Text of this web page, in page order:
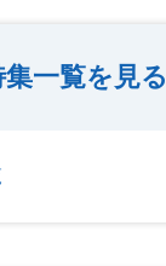
一覧を見る